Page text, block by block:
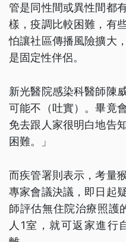
管是同性間或異性間都
樣，疫調比較困難，有
怕讓社區傳播風險擴大
是固定性伴侶。
新光醫院感染科醫師陳
可能不（吐實）。畢竟
免去跟人家很明白地告
困難。」
而疾管署則表示，考量
專家會議決議，即日起
師評估無住院治療照護
人1室，就可返家進行